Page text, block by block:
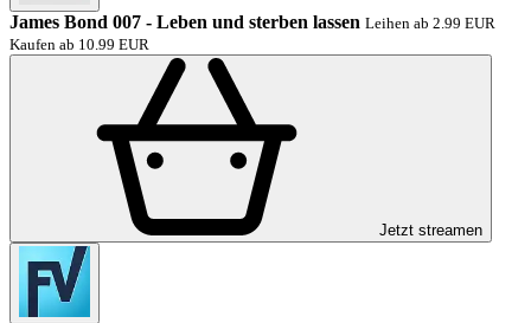
James Bond 007 - Leben und sterben lassen Leihen ab 2.99 EUR
Kaufen ab 10.99 EUR
Jetzt streamen